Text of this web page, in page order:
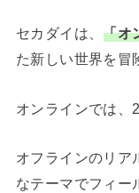
セカダイは、 「オ
た新しい世界を冒
オンラインでは、
オフラインのリア
なテーマでフィー